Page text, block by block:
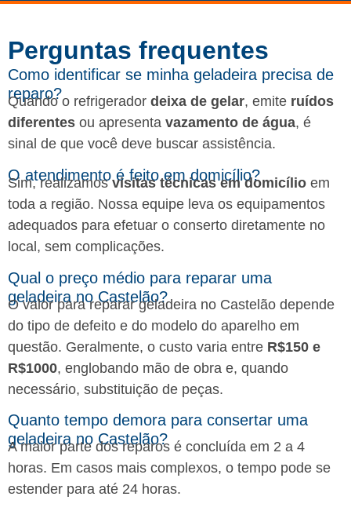
Perguntas frequentes​
Como identificar se minha geladeira precisa de
reparo?
Quando o refrigerador deixa de gelar, emite ruídos
diferentes ou apresenta vazamento de água, é
sinal de que você deve buscar assistência.
O atendimento é feito em domicílio?
Sim, realizamosvisitas técnicas em domicílio em
toda a região. Nossa equipe leva os equipamentos
adequados para efetuar o conserto diretamente no
local, sem complicações.
Qual o preço médio para reparar uma
geladeira no Castelão?
O valor para reparar geladeira no Castelão depende
do tipo de defeito e do modelo do aparelho em
questão. Geralmente, o custo varia entre R$150 e
R$1000, englobando mão de obra e, quando
necessário, substituição de peças.
Quanto tempo demora para consertar uma
geladeira no Castelão?
A maior parte dos reparos é concluída em 2 a 4
horas. Em casos mais complexos, o tempo pode se
estender para até 24 horas.